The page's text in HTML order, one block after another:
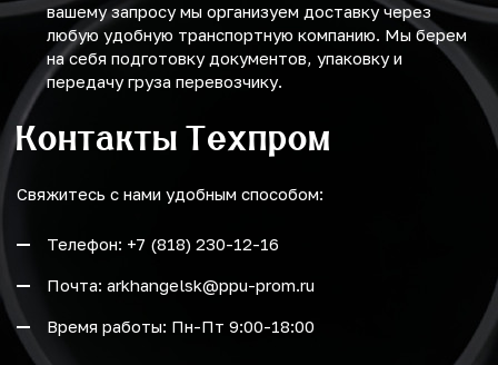
вашему запросу мы организуем доставку через
любую удобную транспортную компанию. Мы берем
на себя подготовку документов, упаковку и
передачу груза перевозчику.
Контакты Техпром
Свяжитесь с нами удобным способом:
Телефон: +7 (818) 230-12-16
Почта: arkhangelsk@ppu-prom.ru
Время работы: Пн-Пт 9:00-18:00